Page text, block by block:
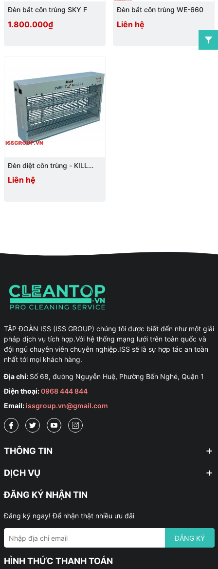
Đèn bắt côn trùng SKY F
1.800.000₫
Đèn bắt côn trùng WE-660
Liên hệ
Đèn diệt côn trùng - KILL
PEST
Liên hệ
TẬP ĐOÀN ISS (ISS GROUP) chúng tôi được biết đến như một giải
pháp dịch vụ tích hợp.Với hệ thống mạng lưới trên toàn quốc và
đội ngủ chuyên viên chuyên nghiệp.ISS sẽ là sự hợp tác an toàn
nhất tới mọi khách hàng.
Địa chỉ: Số 68, đường Nguyễn Huệ, Phường Bến Nghé, Quận 1
Điện thoại:0968 444 844
Email: issgroup.vn@gmail.com
THÔNG TIN
DỊCH VỤ
ĐĂNG KÝ NHẬN TIN
Đăng ký ngay! Để nhận thật nhiều ưu đãi
ĐĂNG KÝ
HÌNH THỨC THANH TOÁN